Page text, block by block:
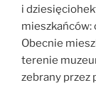
i
Obecnie
terenie
zebrany przez